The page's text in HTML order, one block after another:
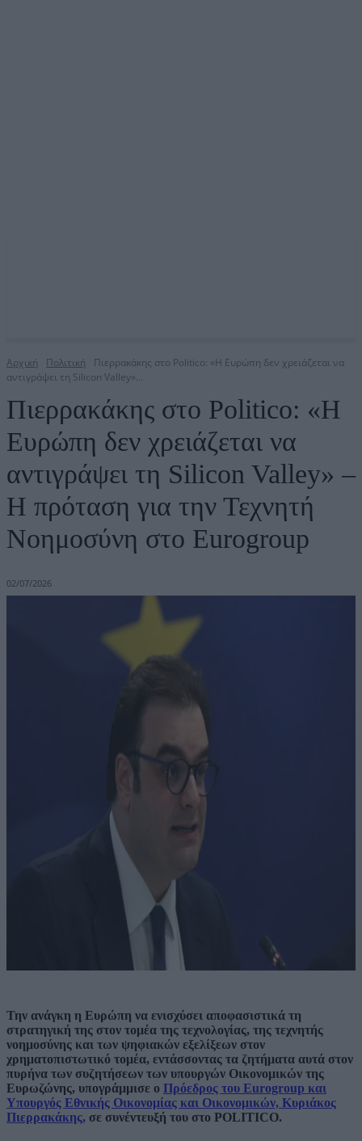
Αρχική Πολιτική
Πιερρακάκης στο Politico: «Η Ευρώπη δεν χρειάζεται να
αντιγράψει τη Silicon Valley»...
Πιερρακάκης στο Politico: «Η
Ευρώπη δεν χρειάζεται να
αντιγράψει τη Silicon Valley» –
Η πρόταση για την Τεχνητή
Νοημοσύνη στο Eurogroup
02/07/2026
Την ανάγκη η Ευρώπη να ενισχύσει αποφασιστικά τη
στρατηγική της στον τομέα της τεχνολογίας, της τεχνητής
νοημοσύνης και των ψηφιακών εξελίξεων στον
χρηματοπιστωτικό τομέα, εντάσσοντας τα ζητήματα αυτά στον
πυρήνα των συζητήσεων των υπουργών Οικονομικών της
Ευρωζώνης, υπογράμμισε ο Πρόεδρος του Eurogroup και
Υπουργός Εθνικής Οικονομίας και Οικονομικών, Κυριάκος
Πιερρακάκης, σε συνέντευξή του στο POLITICO.